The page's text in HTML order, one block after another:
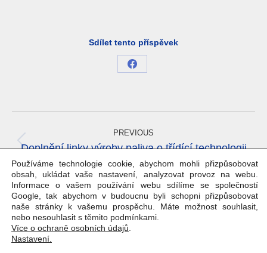
Sdílet tento příspěvek
Share
navigation
PREVIOUS
Previous
project:
Doplnění linky výroby paliva o třídící technologii
NEXT
Next
project:
Modernizace deamonizační stanice a zásobníků
louhu na čpavkárně
Používáme technologie cookie, abychom mohli přizpůsobovat
obsah, ukládat vaše nastavení, analyzovat provoz na webu.
Informace o vašem používání webu sdílíme se společností
Google, tak abychom v budoucnu byli schopni přizpůsobovat
naše stránky k vašemu prospěchu. Máte možnost souhlasit,
nebo nesouhlasit s těmito podmínkami.
Více o ochraně osobních údajů
Nastavení.